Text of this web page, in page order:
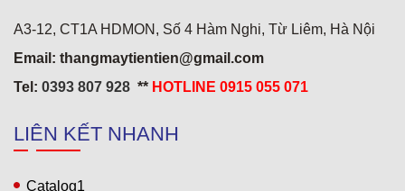
A3-12, CT1A HDMON, Số 4 Hàm Nghi, Từ Liêm, Hà Nội
Email: thangmaytientien@gmail.com
Tel: 0393 807 928 ** HOTLINE 0915 055 071
LIÊN KẾT NHANH
Catalog1